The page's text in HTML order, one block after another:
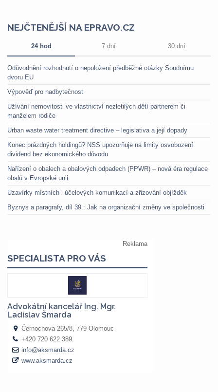
NEJČTENĚJŠÍ NA EPRAVO.CZ
24 hod 7 dní 30 dní
Odůvodnění rozhodnutí o nepoložení předběžné otázky Soudnímu
dvoru EU
Výpověď pro nadbytečnost
Užívání nemovitosti ve vlastnictví nezletilých dětí partnerem či
manželem rodiče
Urban waste water treatment directive – legislativa a její dopady
Konec prázdných holdingů? NSS upozorňuje na limity osvobození
dividend bez ekonomického důvodu
Nařízení o obalech a obalových odpadech (PPWR) – nová éra regulace
obalů v Evropské unii
Uzavírky místních i účelových komunikací a zřizování objížděk
Byznys a paragrafy, díl 39.: Jak na organizační změny ve společnosti